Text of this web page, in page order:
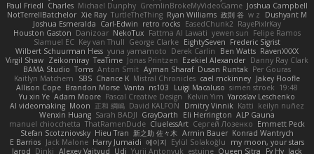
Paul Friedl Charles Michael Dunphy GremlinBrokeMyVideoGame Joshua Campbell
NotTerrellBatchelor Xie Ray TurtleTheThing Ryan Williams 政則 谷 w z
Dushyant M
Joshua Esmeralda Carl-Edwin retro rocks EasedChunk2 RayePixlrKay
Houston Gaston Danizoar NekoTux Fattma Al Lawati yewen sun Felipe Ramos
Slamuel EC Key van Thull George Clarke EightySeven Frederic Sigrist
Wilbert Schuurman Hess yuna yamamoto Derek Carlin Ben Watts RavenXXXX
Virgil Shaw Zeikomiray TeaTime Jonas Printzen Ezekiel Alexander Danny Ray Clark
BAMA Studio Toms Anton Smit Ayman Sharaf Dusan Runtak Per Gouras
Kaitlyn Matchem
SBS Chance K Mistral Chronicles cael mckinney Jakey Floofle
Allison Cope Brandon Morse Vanta ns103 Luigi Macaluso simen stroek 19:48
Yu xin Ye Adam Moore Pascal Creative Design Kelvin Yim Yaroslav Leschenko
AI videomaking Moon 正和 綱嶋 David KALFON Dmitry Vinnik Katti keilyn nuñez
Wenxin Huang Sarah BADJI GrayDarth Eli Herrington ALP Gauna
manuel chiocchetta ThatRamenDude CluelessArt Cергей Лозенко Emmett Peck
Stefan Scotzniovsky Hieu Tran 新之助 佐々木 Armin Bauer Konrad Wantrych
E Barrios Jack Malone Harry Jumaidi 에이지 Eylül Solakoğlu
my moon, your stars
Jarod Dinki Alexey Vaitvud Udi Yurii Antonyuk estuine Queen Sitra Fy Hy Jack